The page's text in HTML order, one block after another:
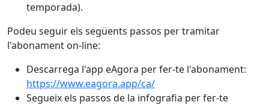
temporada).
Podeu seguir els següents passos per tramitar
l'abonament on-line:
Descarrega l'app eAgora per fer-te l'abonament:
https://www.eagora.app/ca/
Segueix els passos de la infografia per fer-te